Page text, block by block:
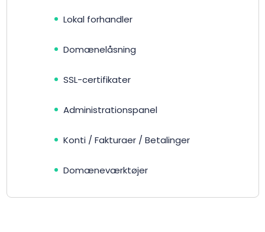
Lokal forhandler
Domænelåsning
SSL-certifikater
Administrationspanel
Konti / Fakturaer / Betalinger
Domæneværktøjer